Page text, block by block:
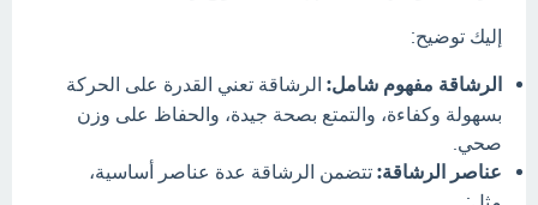
إليك توضيح:
الرشاقة مفهوم شامل: الرشاقة تعني القدرة على الحركة
بسهولة وكفاءة، والتمتع بصحة جيدة، والحفاظ على وزن
صحي.
عناصر الرشاقة: تتضمن الرشاقة عدة عناصر أساسية،